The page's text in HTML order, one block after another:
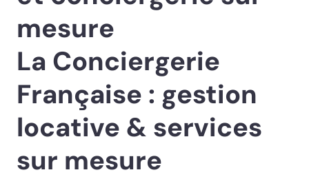
mesure
La Conciergerie
Française : gestion
locative & services
sur mesure